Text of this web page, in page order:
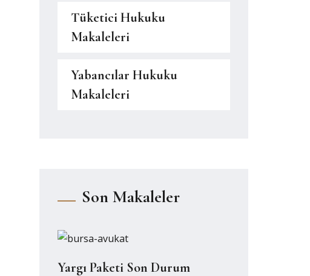
Tüketici Hukuku
Makaleleri
Yabancılar Hukuku
Makaleleri
Son Makaleler
Yargı Paketi Son Durum